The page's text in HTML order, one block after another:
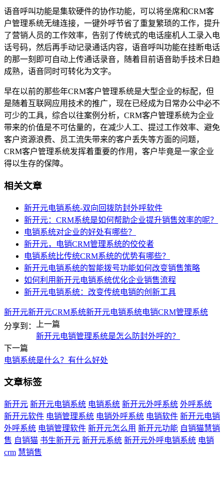
语音呼叫功能是集软硬件的协作功能，可以将坐席和CRM客
户管理系统无缝连接，一键外呼节省了重复繁琐的工作，提升
了营销人员的工作效率，告别了传统式的电话座机人工录入电
话号码，然后再手动记录通话内容，语音呼叫功能在挂断电话
的那一刻即可自动上传通话录音，随着目前语音助手技术日趋
成熟，语音同时可转化为文字。
早在以前的那些年CRM客户管理系统是大型企业的标配，但
是随着互联网应用技术的推广，现在已经成为日常办公中必不
可少的工具，综合以往案例分析，CRM客户管理系统为企业
带来的价值是不可估量的，在减少人工、提过工作效率、避免
客户资源浪费、员工流失带来的客户丢失等方面的问题，
CRM客户管理系统发挥着重要的作用，客户毕竟是一家企业
得以生存的保障。
相关文章
新开元电销系统-双向回拨防封外呼软件
新开元：CRM系统是如何帮助企业提升销售效率的呢？
电销系统对企业的好处有哪些？
新开元，电销CRM管理系统的佼佼者
电销系统比传统CRM系统的优势有哪些？
新开元电销系统的智能拨号功能如何改变销售策略
如何利用新开元电销系统优化企业销售流程
新开元电销系统：改变传统电销的创新工具
新开元新开元CRM系统新开元电销系统电销CRM管理系统
分享到：
上一篇
新开元电销管理系统是怎么防封外呼的？
下一篇
电销系统是什么？有什么好处
文章标签
新开元 新开元电销系统 电销系统 新开元外呼系统 外呼系统
新开元软件 电销管理系统 电销外呼系统 电销软件 新开元电销
外呼系统 电销管理软件 新开元怎么用 新开元功能 自销猫慧销
售 自销猫 书生新开元 新开元系统 新开元外呼电销系统 电销
crm 慧销售